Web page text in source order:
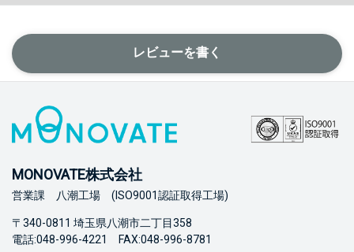
レビューを書く
MONOVATE株式会社
営業課 八潮工場 (ISO9001認証取得工場)
〒340-0811 埼玉県八潮市二丁目358
電話:048-996-4221 FAX:048-996-8781